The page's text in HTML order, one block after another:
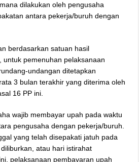
dilakukan oleh pengusaha
antara pekerja/buruh dengan
berdasarkan satuan hasil
untuk pemenuhan pelaksanaan
undangan ditetapkan
3 bulan terakhir yang diterima oleh
16 PP ini.
wajib membayar upah pada waktu
pengusaha dengan pekerja/buruh.
yang telah disepakati jatuh pada
atau hari istirahat
pelaksanaan pembayaran upah